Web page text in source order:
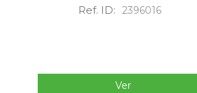
Ref. ID: 2396016
Ver